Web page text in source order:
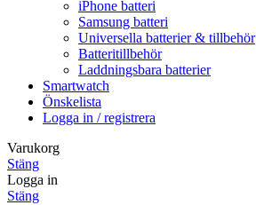
iPhone batteri
Samsung batteri
Universella batterier & tillbehör
Batteritillbehör
Laddningsbara batterier
Smartwatch
Önskelista
Logga in / registrera
Varukorg
Stäng
Logga in
Stäng